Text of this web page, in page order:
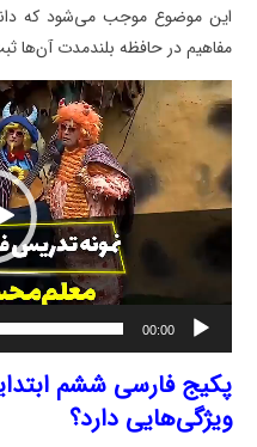
این موضوع موجب می‌شود که
مفاهیم در حافظه بلندمدت آن‌ها
00:00
پکیج فارسی ششم
ویژگی‌هایی دارد؟